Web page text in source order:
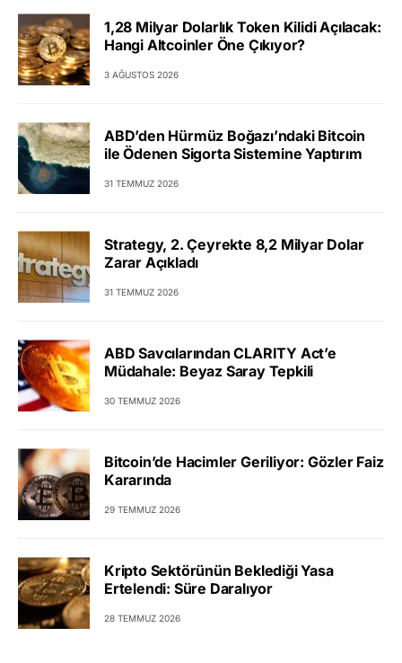
1,28 Milyar Dolarlık Token Kilidi Açılacak:
Hangi Altcoinler Öne Çıkıyor?
3 AĞUSTOS 2026
ABD’den Hürmüz Boğazı’ndaki Bitcoin
ile Ödenen Sigorta Sistemine Yaptırım
31 TEMMUZ 2026
Strategy, 2. Çeyrekte 8,2 Milyar Dolar
Zarar Açıkladı
31 TEMMUZ 2026
ABD Savcılarından CLARITY Act’e
Müdahale: Beyaz Saray Tepkili
30 TEMMUZ 2026
Bitcoin’de Hacimler Geriliyor: Gözler Faiz
Kararında
29 TEMMUZ 2026
Kripto Sektörünün Beklediği Yasa
Ertelendi: Süre Daralıyor
28 TEMMUZ 2026